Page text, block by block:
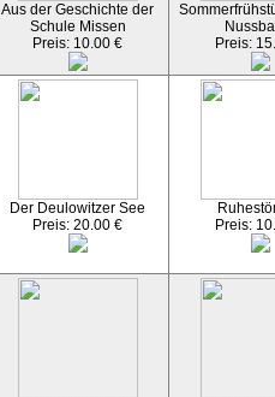
Aus der Geschichte der
Schule Missen
Preis: 10.00 €
Preis:
Der Deulowitzer See
Preis: 20.00 €
Preis: